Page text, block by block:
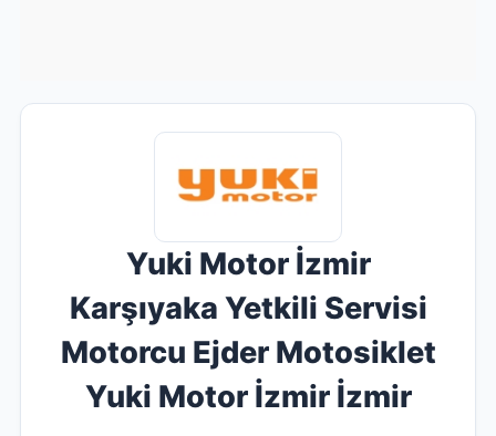
Yuki Motor İzmir
Karşıyaka Yetkili Servisi
Motorcu Ejder Motosiklet
Yuki Motor İzmir İzmir